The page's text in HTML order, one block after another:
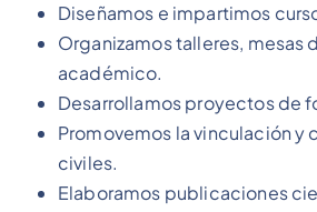
Diseñamos e impartimos
Organizamos talleres, mesas
académico.
Desarrollamos proyectos de
Promovemos la vinculación
civiles.
Elaboramos publicaciones